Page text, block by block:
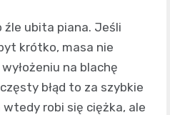
ubita piana. Jeśli
krótko, masa nie
na blachę
błąd to za szybkie
robi się ciężka, ale